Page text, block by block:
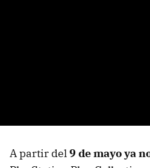
A partir del9 de mayo ya